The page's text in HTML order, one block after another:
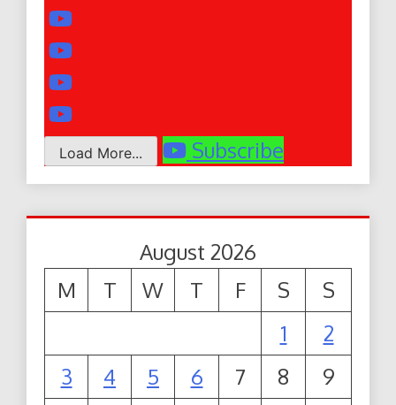
Load More... Subscribe
August 2026
M
T W T F S
S
1
2
3
4 5 6 7 8
9